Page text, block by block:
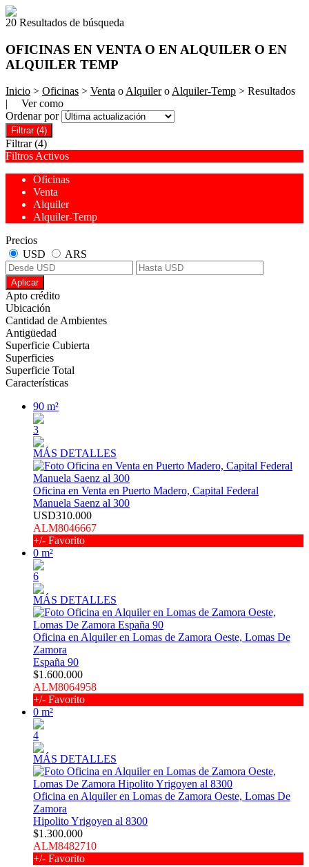
20 Resultados de búsqueda
OFICINAS EN VENTA O EN ALQUILER O EN
ALQUILER TEMP
Inicio > Oficinas > Venta oAlquileroAlquiler-Temp > Resultados
| Ver como
Ordenar por
Filtrar (4)
Filtrar (4)
Filtros Activos
Oficinas
Venta
Alquiler
Alquiler-Temp
Precios
USD
ARS
Aplicar
Apto crédito
Ubicación
Cantidad de Ambientes
Antigüedad
Superficie Cubierta
Superficies
Superficie Total
Características
90 m²
3
MÁS DETALLES
Oficina en Venta en Puerto Madero, Capital Federal
Manuela Saenz al 300
USD310.000
ALM8046667
+/- Favorito
0 m²
6
MÁS DETALLES
Oficina en Alquiler en Lomas de Zamora Oeste, Lomas De
Zamora
España 90
$1.600.000
ALM8064958
+/- Favorito
0 m²
4
MÁS DETALLES
Oficina en Alquiler en Lomas de Zamora Oeste, Lomas De
Zamora
Hipolito Yrigoyen al 8300
$1.300.000
ALM8482710
+/- Favorito